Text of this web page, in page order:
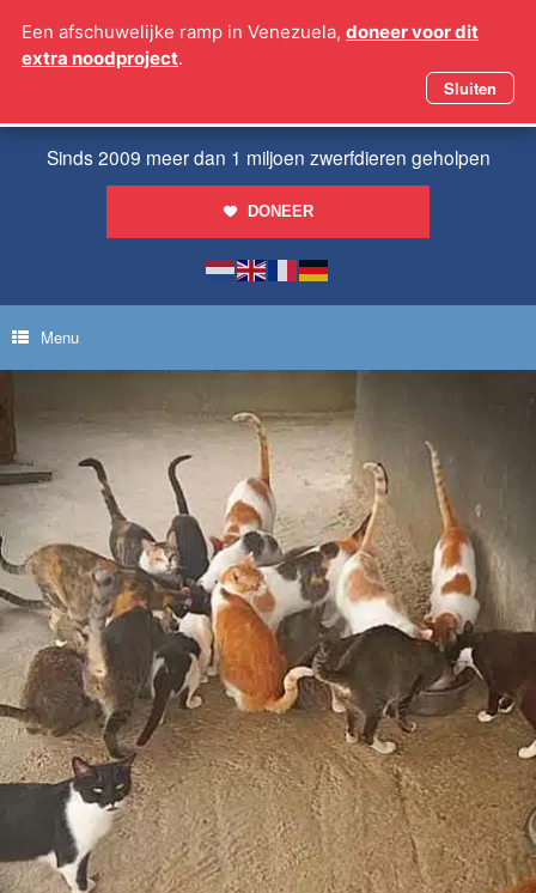
naar
Sinds 2009 meer dan 1 miljoen zwerfdieren geholpen
DONEER
Menu
Een afschuwelijke ramp in Venezuela, doneer voor dit
extra noodproject.
Sluiten